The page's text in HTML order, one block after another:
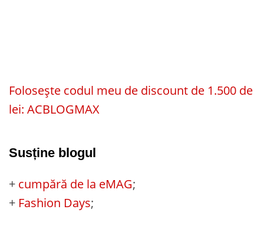
Folosește codul meu de discount de 1.500 de
lei: ACBLOGMAX
Susține blogul
+ cumpără de la eMAG;
+ Fashion Days;